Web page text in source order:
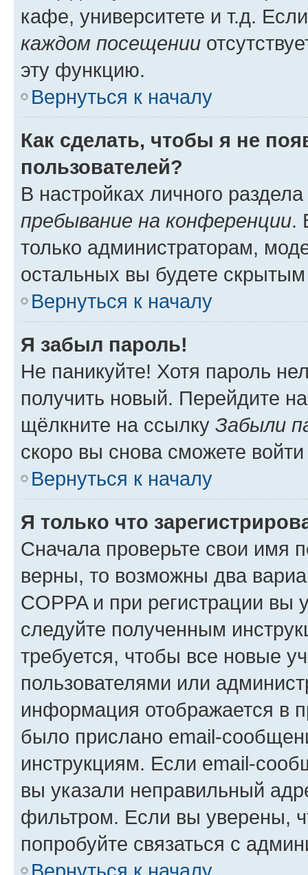
кафе, университете и т.д.
каждом посещении
эту функцию.
Вернуться к началу
Как сделать, чтобы я не
пользователей?
В настройках личного
пребывание на конференции.
только администраторам,
остальных вы будете
Вернуться к началу
Я забыл пароль!
Не паникуйте! Хотя пароль
получить новый. Перейдите
щёлкните на ссылку Забыли
скоро вы снова сможете
Вернуться к началу
Я только что
Сначала проверьте свои имя
верны, то возможны два
COPPA и при регистрации вы
следуйте полученным
требуется, чтобы все новые
пользователями или
информация отображается в
было прислано email-
инструкциям. Если email-
вы указали неправильный
фильтром. Если вы уверены,
попробуйте связаться с
Вернуться к началу